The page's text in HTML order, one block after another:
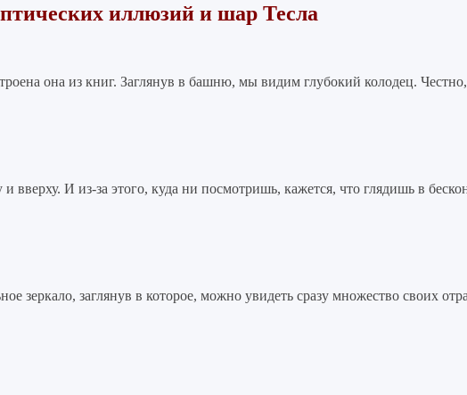
иллюзий и шар Тесла
она из книг. Заглянув в башню, мы видим глубокий колодец.
вверху. И из-за этого, куда ни посмотришь, кажется, что глядишь в
зеркало, заглянув в которое, можно увидеть сразу множество своих